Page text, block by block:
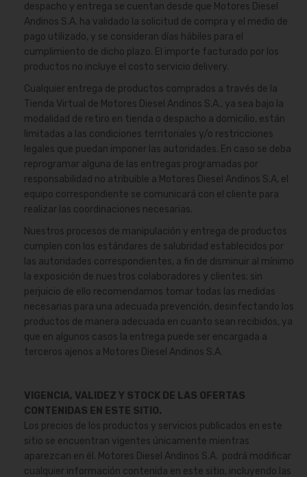
despacho y entrega se cuentan desde que Motores Diesel
Andinos S.A. ha validado la solicitud de compra y el medio de
pago utilizado, y se consideran días hábiles para el
cumplimiento de dicho plazo. El importe facturado por los
productos no incluye el costo servicio delivery.
Cualquier entrega de productos comprados a través de la
Tienda Virtual de Motores Diesel Andinos S.A., ya sea bajo la
modalidad de retiro en tienda o despacho a domicilio, están
limitadas a las condiciones territoriales y/o restricciones
legales que puedan imponer las autoridades. En caso se deba
reprogramar alguna de las entregas programadas por
responsabilidad no atribuible a Motores Diesel Andinos S.A, el
equipo correspondiente se comunicará con el cliente para
realizar las coordinaciones necesarias.
Nuestros procesos de manipulación y entrega de productos
cumplen con los estándares de salubridad establecidos por
las autoridades correspondientes, a fin de disminuir al mínimo
la exposición de nuestros colaboradores y clientes; sin
perjuicio de ello recomendamos tomar todas las medidas
necesarias para una adecuada prevención, desinfectando los
productos de manera adecuada en cuanto sean recibidos, ya
que en algunos casos la entrega puede ser encargada a
terceros ajenos a Motores Diesel Andinos S.A.
VIGENCIA, VALIDEZ Y STOCK DE LAS OFERTAS
CONTENIDAS EN ESTE SITIO.
Los precios de los productos y servicios publicados en este
sitio se encuentran vigentes únicamente mientras
aparezcan en él. Motores Diesel Andinos S.A. podrá modificar
cualquier información contenida en este sitio, incluyendo las